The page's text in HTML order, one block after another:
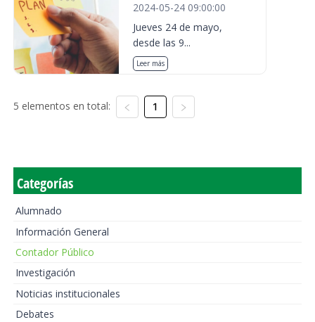
2024-05-24 09:00:00
Jueves 24 de mayo,
desde las 9...
Leer más
5 elementos en total: 1
Categorías
Alumnado
Información General
Contador Público
Investigación
Noticias institucionales
Debates